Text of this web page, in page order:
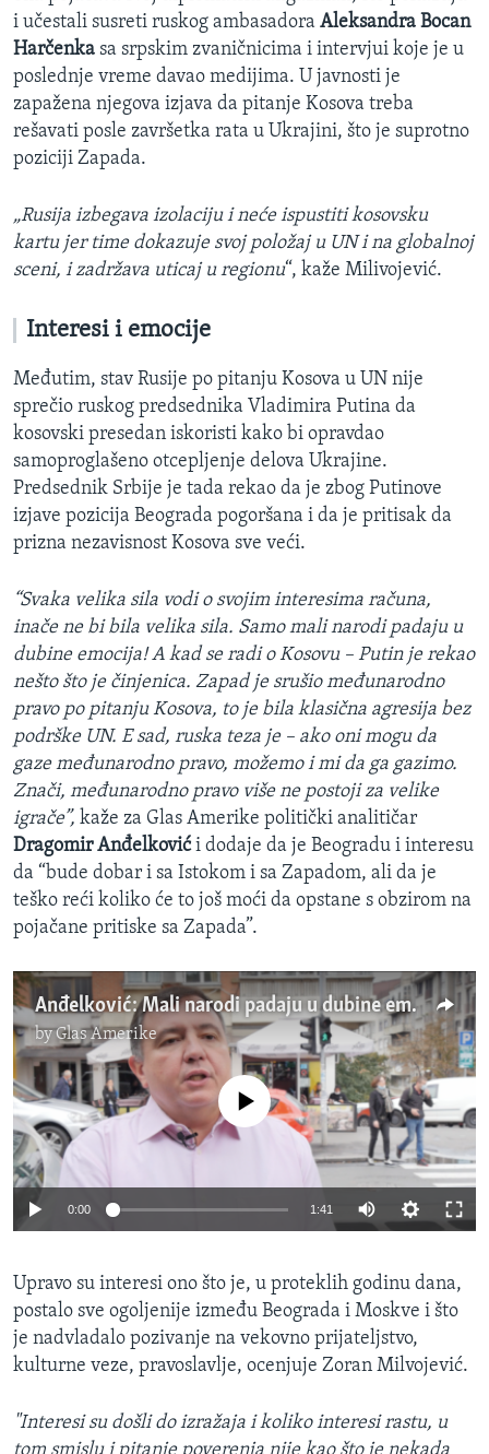
i učestali susreti ruskog ambasadora Aleksandra Bocan
Harčenka sa srpskim zvaničnicima i intervjui koje je u
poslednje vreme davao medijima. U javnosti je
zapažena njegova izjava da pitanje Kosova treba
rešavati posle završetka rata u Ukrajini, što je suprotno
poziciji Zapada.
„Rusija izbegava izolaciju i neće ispustiti kosovsku
kartu jer time dokazuje svoj položaj u UN i na globalnoj
sceni, i zadržava uticaj u regionu“, kaže Milivojević.
Interesi i emocije
Međutim, stav Rusije po pitanju Kosova u UN nije
sprečio ruskog predsednika Vladimira Putina da
kosovski presedan iskoristi kako bi opravdao
samoproglašeno otcepljenje delova Ukrajine.
Predsednik Srbije je tada rekao da je zbog Putinove
izjave pozicija Beograda pogoršana i da je pritisak da
prizna nezavisnost Kosova sve veći.
“Svaka velika sila vodi o svojim interesima računa,
inače ne bi bila velika sila. Samo mali narodi padaju u
dubine emocija! A kad se radi o Kosovu – Putin je rekao
nešto što je činjenica. Zapad je srušio međunarodno
pravo po pitanju Kosova, to je bila klasična agresija bez
podrške UN. E sad, ruska teza je – ako oni mogu da
gaze međunarodno pravo, možemo i mi da ga gazimo.
Znači, međunarodno pravo više ne postoji za velike
igrače”, kaže za Glas Amerike politički analitičar
Dragomir Anđelkovići dodaje da je Beogradu i interesu
da “bude dobar i sa Istokom i sa Zapadom, ali da je
teško reći koliko će to još moći da opstane s obzirom na
pojačane pritiske sa Zapada”.
Anđelković: Mali narodi padaju u dubine emocija
byGlas Amerike
No media source currently available
0:00 1:41
Upravo su interesi ono što je, u proteklih godinu dana,
postalo sve ogoljenije između Beograda i Moskve i što
je nadvladalo pozivanje na vekovno prijateljstvo,
kulturne veze, pravoslavlje, ocenjuje Zoran Milvojević.
"Interesi su došli do izražaja i koliko interesi rastu, u